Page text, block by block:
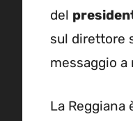
del
sul direttore
messaggio
La Reggiana